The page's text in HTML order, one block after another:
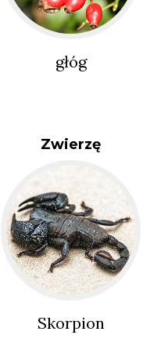
głóg
Zwierzę
Skorpion